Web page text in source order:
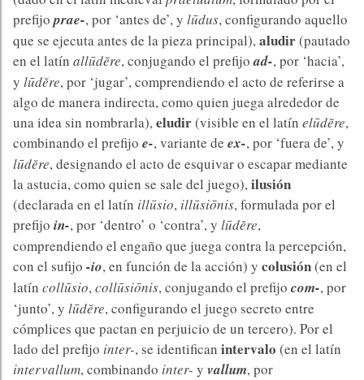
prefijoprae-, por ‘antes de’, y lūdus, configurando aquello
que se ejecuta antes de la pieza principal),aludir(pautado
en el latín allūdĕre, conjugando el prefijoad-, por ‘hacia’,
y lūdĕre, por ‘jugar’, comprendiendo el acto de referirse a
algo de manera indirecta, como quien juega alrededor de
una idea sin nombrarla),eludir(visible en el latín elūdĕre,
combinando el prefijo e-, variante de ex-, por ‘fuera de’, y
lūdĕre, designando el acto de esquivar o escapar mediante
la astucia, como quien se sale del juego),ilusión
(declarada en el latín illūsio, illūsiōnis, formulada por el
prefijo in-, por ‘dentro’ o ‘contra’, y lūdĕre,
comprendiendo el engaño que juega contra la percepción,
con el sufijo -io, en función de la acción) y colusión(en el
latín collūsio,collūsiōnis, conjugando el prefijo com-, por
‘junto’, y lūdĕre, configurando el juego secreto entre
cómplices que pactan en perjuicio de un tercero). Por el
lado del prefijo inter-, se identifican intervalo (en el latín
intervallum, combinando inter- y vallum, por